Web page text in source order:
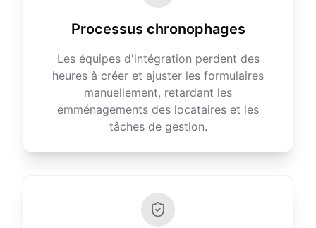
Processus chronophages
Les équipes d'intégration perdent des
heures à créer et ajuster les formulaires
manuellement, retardant les
emménagements des locataires et les
tâches de gestion.